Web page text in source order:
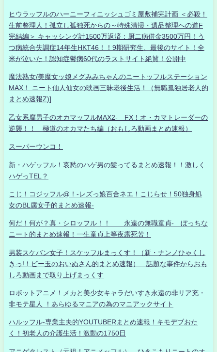
ヒウラッフルのハーニーフィニッシュゴミ屋敷補完計画 ＜必殺！
生前整理人！孤立し孤独死からの～特殊清掃・遺品整理への道F
完結編＞ キャッシング計1500万返済：厨二病借金3500万円！う
つ病統合失調症14年生HKT46！！9期研究生、最後のサイト！全
米が泣いた！認知症鬱病60代のラストサイト絶賛！公開中
魔法熟女/美魔女ッ娘メグみみちゃんのニートッフルステーション
MAX！ ニート仙人仙女の映画三昧老後生活！（無職孤独居老人的
まとめ速報Z)]
乙女系腐男子のオカマッフルMAX2- FX！オ・カマトレーダーの
逆襲！！ 極道のオカマたち編（おもしろ動画まとめ速報）
スーパーウンコ！
新・ハゲッフル！哀愁のハゲ男の髪ってるまとめ速報！！激しく
ハゲっTEL？
こじ！コジッフル@！-レズっ娘百合ネエ！こじらせ！50独身処
女のBL腐女子的まとめ速報-
何だ！何が？真・シロッフル！！ 永遠の無職童貞- ぼっちな
ニート的まとめ速報！一生童貞上等夜露死苦！
男装スケバン女子！スケッフルまっくす！（新・ナンノひゃくし
きっ!！ビー玉のおいぬさん的まとめ速報） 話題な事件からおも
しろ動画まで取り上げまっくす
ロボットアニメ！メカと美少女キャラだいすき永遠の非リア充・
非モテ星人 ！あらゆるマニアの為のマニアックサイト
ハルッフル-専業主夫的YOUTUBERまとめ速報！キモデブおた
く！初老人の介護生活！激動の1750日